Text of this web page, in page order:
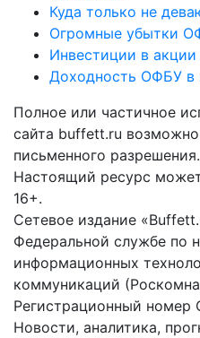
Куда только не
Огромные убытки
Инвестиции в акции
Доходность ОФБУ в
Полное или частичное
сайта buffett.ru
письменного разрешения.
Настоящий ресурс
16+.
Сетевое издание
Федеральной службе по
информационных
коммуникаций
Регистрационный
Новости, аналитика,